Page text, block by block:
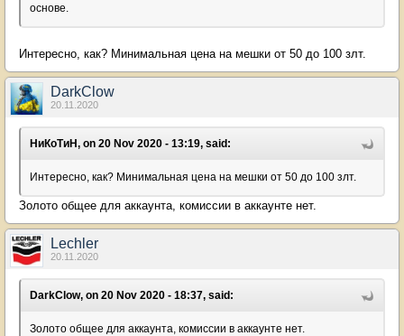
основе.
Интересно, как? Минимальная цена на мешки от 50 до 100 злт.
DarkClow
20.11.2020
НиКоТиН, on 20 Nov 2020 - 13:19, said:
Интересно, как? Минимальная цена на мешки от 50 до 100 злт.
Золото общее для аккаунта, комиссии в аккаунте нет.
Lechler
20.11.2020
DarkClow, on 20 Nov 2020 - 18:37, said:
Золото общее для аккаунта, комиссии в аккаунте нет.